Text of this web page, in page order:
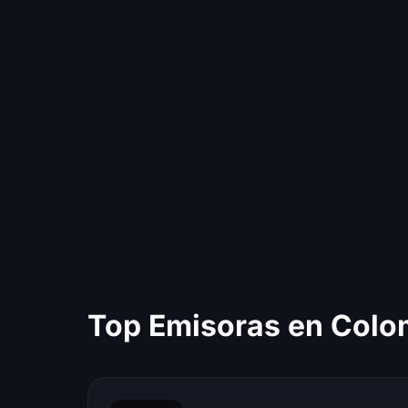
Top Emisoras en